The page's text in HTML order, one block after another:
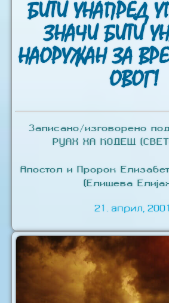
БИТИ УНАПРЕД
ЗНАЧИ БИТИ
НАОРУЖАН ЗА
ОВОГ!
Записано/изговорено
РУАХ ХА КОДЕШ
Апостол и Пророк
(Елишева
21. април,